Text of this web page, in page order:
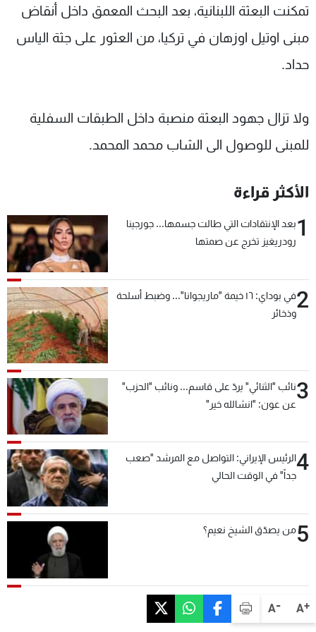
A+
A-
تمكنت البعثة اللبنانية، بعد البحث المعمق داخل أنقاض
مبنى اوتيل اوزهان في تركيا، من العثور على جثة الياس
حداد.
ولا تزال جهود البعثة منصبة داخل الطبقات السفلية
للمبنى للوصول الى الشاب محمد المحمد.
الأكثر قراءة
1بعد الإنتقادات التي طالت جسمها... جورجينا
رودريغيز تخرج عن صمتها
2
في بوداي: ١٦ خيمة "ماريجوانا"... وضبط أسلحة
وذخائر
3نائب "الثنائي" يردّ على قاسم... ونائب "الحزب"
عن عون: "انشالله خير"
4الرئيس الإيراني: التواصل مع المرشد "صعب
جداً" في الوقت الحالي
5من يصدّق الشيخ نعيم؟
شاهد البرامج
الترددات
سياسة الخصوصية